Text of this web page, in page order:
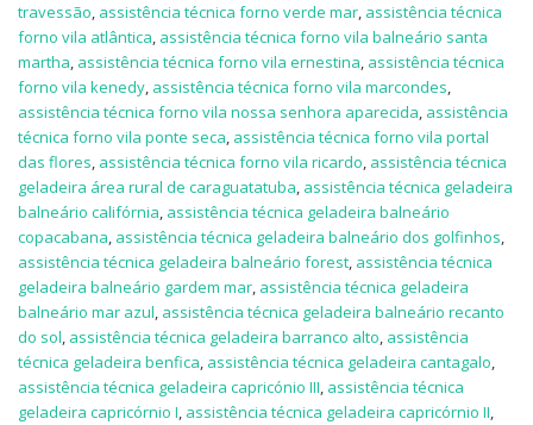
travessão, assistência técnica forno verde mar, assistência técnica
forno vila atlântica, assistência técnica forno vila balneário santa
martha, assistência técnica forno vila ernestina, assistência técnica
forno vila kenedy, assistência técnica forno vila marcondes,
assistência técnica forno vila nossa senhora aparecida, assistência
técnica forno vila ponte seca, assistência técnica forno vila portal
das flores, assistência técnica forno vila ricardo, assistência técnica
geladeira área rural de caraguatatuba, assistência técnica geladeira
balneário califórnia, assistência técnica geladeira balneário
copacabana, assistência técnica geladeira balneário dos golfinhos,
assistência técnica geladeira balneário forest, assistência técnica
geladeira balneário gardem mar, assistência técnica geladeira
balneário mar azul, assistência técnica geladeira balneário recanto
do sol, assistência técnica geladeira barranco alto, assistência
técnica geladeira benfica, assistência técnica geladeira cantagalo,
assistência técnica geladeira capricónio III, assistência técnica
geladeira capricórnio I, assistência técnica geladeira capricórnio II,